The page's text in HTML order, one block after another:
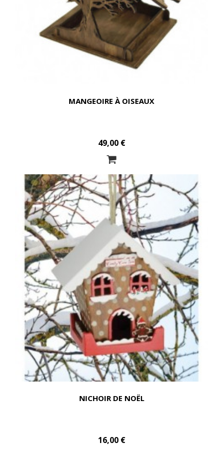
MANGEOIRE À OISEAUX
49,00 €
NICHOIR DE NOËL
16,00 €